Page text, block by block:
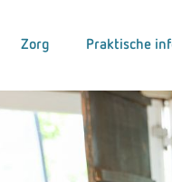
Zorg Praktische